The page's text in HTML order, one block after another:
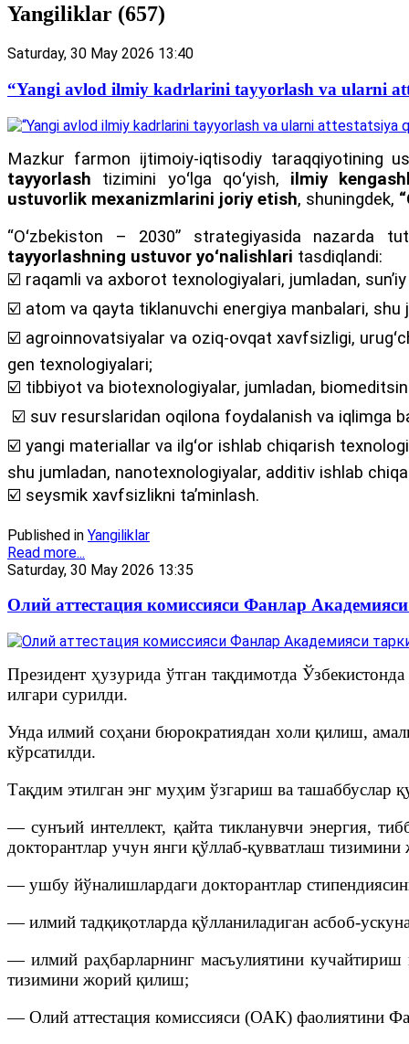
Yangiliklar (657)
Saturday, 30 May 2026 13:40
“Yangi avlod ilmiy kadrlarini tayyorlash va ularni
Mazkur farmon ijtimoiy-iqtisodiy taraqqiyotining
tayyorlash tizimini yoʻlga qoʻyish, ilmiy
ustuvorlik mexanizmlarini joriy etish, shuningdek,
“Oʻzbekiston – 2030” strategiyasida nazarda
tayyorlashning ustuvor yoʻnalishlari tasdiqlandi:
☑️ raqamli va axborot texnologiyalari, jumladan,
☑️ atom va qayta tiklanuvchi energiya manbalari,
☑️ agroinnovatsiyalar va oziq-ovqat xavfsizligi,
gen texnologiyalari;
☑️ tibbiyot va biotexnologiyalar, jumladan,
☑️ suv resurslaridan oqilona foydalanish va iqlimga
☑️ yangi materiallar va ilgʻor ishlab chiqarish
shu jumladan, nanotexnologiyalar, additiv ishlab
☑️ seysmik xavfsizlikni taʼminlash.
Published in Yangiliklar
Read more...
Saturday, 30 May 2026 13:35
Олий аттестация комиссияси Фанлар
Президент ҳузурида ўтган тақдимотда
илгари сурилди.
Унда илмий соҳани бюрократиядан холи қилиш,
кўрсатилди.
Тақдим этилган энг муҳим ўзгариш ва ташаббуслар
— сунъий интеллект, қайта тикланувчи энергия,
докторантлар учун янги қўллаб-қувватлаш
— ушбу йўналишлардаги докторантлар
— илмий тадқиқотларда қўлланиладиган асбоб-
— илмий раҳбарларнинг масъулиятини кучайтириш
тизимини жорий қилиш;
— Олий аттестация комиссияси (ОАК) фаолиятини